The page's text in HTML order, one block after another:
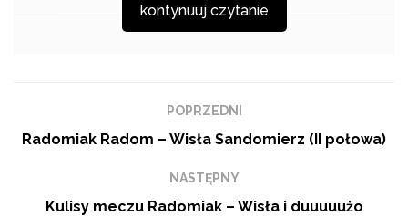
pomeczowej konferencji, którą prezentujemy w
całości.
kontynuuj czytanie
POPRZEDNI
Radomiak Radom – Wisła Sandomierz (II połowa)
NASTĘPNY
Kulisy meczu Radomiak – Wisła i duuuuużo